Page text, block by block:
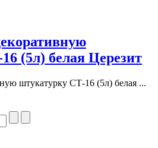
(5л) белая Церезит
штукатурку СТ-16 (5л) белая ...